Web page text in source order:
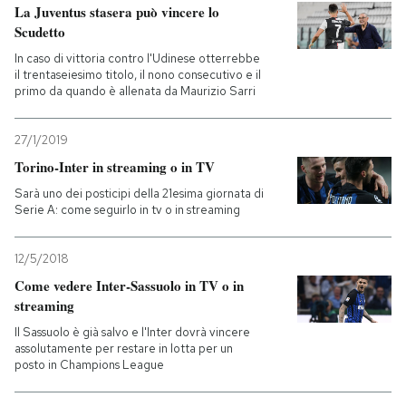
La Juventus stasera può vincere lo
Scudetto
In caso di vittoria contro l'Udinese otterrebbe
il trentaseiesimo titolo, il nono consecutivo e il
primo da quando è allenata da Maurizio Sarri
27/1/2019
Torino-Inter in streaming o in TV
Sarà uno dei posticipi della 21esima giornata di
Serie A: come seguirlo in tv o in streaming
12/5/2018
Come vedere Inter-Sassuolo in TV o in
streaming
Il Sassuolo è già salvo e l'Inter dovrà vincere
assolutamente per restare in lotta per un
posto in Champions League